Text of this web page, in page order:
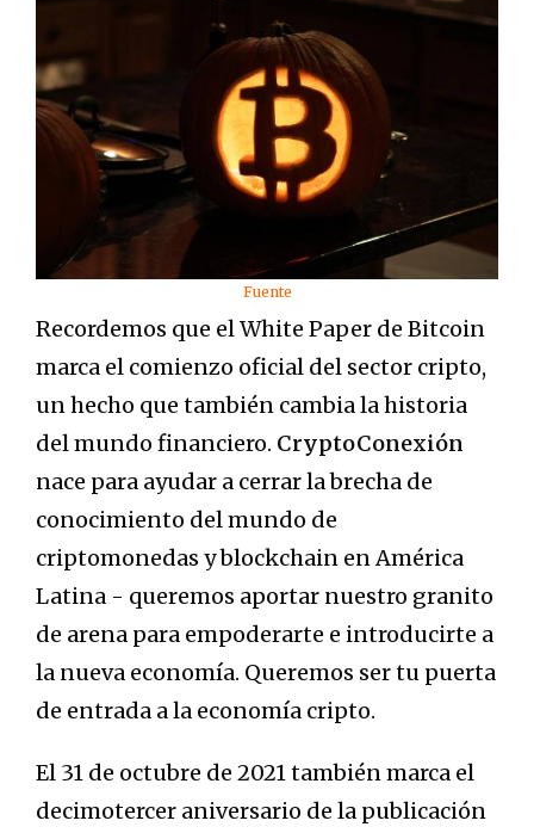
Fuente
Recordemos que el White Paper de Bitcoin
marca el comienzo oficial del sector cripto,
un hecho que también cambia la historia
del mundo financiero. CryptoConexión
nace para ayudar a cerrar la brecha de
conocimiento del mundo de
criptomonedas y blockchain en América
Latina - queremos aportar nuestro granito
de arena para empoderarte e introducirte a
la nueva economía. Queremos ser tu puerta
de entrada a la economía cripto.
El 31 de octubre de 2021 también marca el
decimotercer aniversario de la publicación